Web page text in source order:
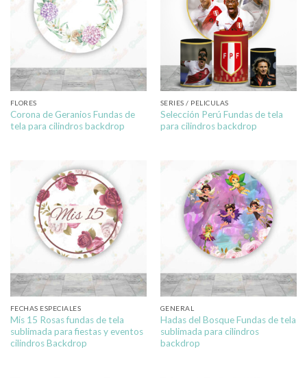
FLORES
Corona de Geranios Fundas de
tela para cilindros backdrop
SERIES / PELICULAS
Selección Perú Fundas de tela
para cilindros backdrop
FECHAS ESPECIALES
Mis 15 Rosas fundas de tela
sublimada para fiestas y eventos
cilindros Backdrop
GENERAL
Hadas del Bosque Fundas de tela
sublimada para cilindros
backdrop